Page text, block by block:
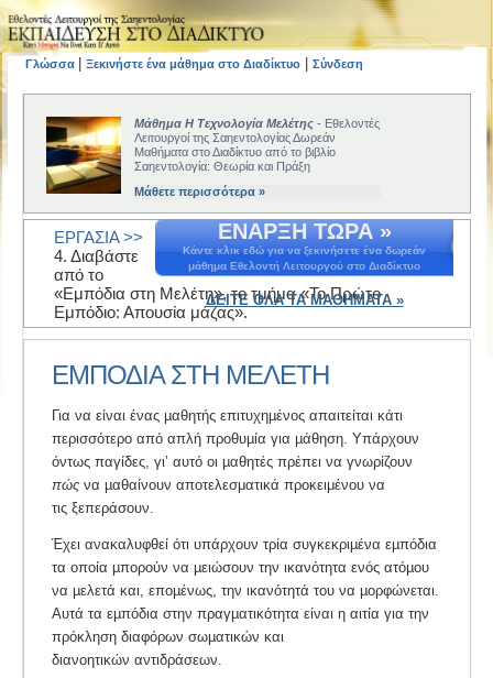
Γλώσσα Ξεκινήστε ένα μάθημα στο Διαδίκτυο Σύνδεση
Μάθημα Η Τεχνολογία Μελέτης - Εθελοντές
Λειτουργοί της Σαηεντολογίας Δωρεάν
Μαθήματα στο Διαδίκτυο από το βιβλίο
Σαηεντολογία: Θεωρία και Πράξη
Μάθετε περισσότερα »
ΕΝΑΡΞΗ ΤΩΡΑ »
Κάντε κλικ εδώ για να ξεκινήσετε ένα δωρεάν
μάθημα Εθελοντή Λειτουργού στο Διαδίκτυο
ΔΕΙΤΕ ΟΛΑ ΤΑ ΜΑΘΗΜΑΤΑ »
ΕΡΓΑΣΙΑ >>
4. Διαβάστε
από το
«Εμπόδια στη Μελέτη», το τμήμα «Το Πρώτο
Εμπόδιο: Απουσία μάζας».
ΕΜΠΟΔΙΑ ΣΤΗ ΜΕΛΕΤΗ
Για να είναι ένας µαθητής επιτυχηµένος απαιτείται κάτι
περισσότερο από απλή προθυµία για µάθηση. Υπάρχουν
όντως παγίδες, γι’ αυτό οι µαθητές πρέπει να γνωρίζουν
πώς να µαθαίνουν αποτελεσματικά προκειμένου να
τις ξεπεράσουν.
Έχει ανακαλυφθεί ότι υπάρχουν τρία συγκεκριµένα εµπόδια
τα οποία µπορούν να µειώσουν την ικανότητα ενός ατόµου
να µελετά και, εποµένως, την ικανότητά του να µορφώνεται.
Αυτά τα εµπόδια στην πραγµατικότητα είναι η αιτία για την
πρόκληση διαφόρων σωµατικών και
διανοητικών αντιδράσεων.